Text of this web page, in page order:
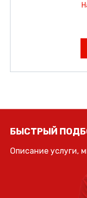
БЫСТРЫЙ
Описание услуги,